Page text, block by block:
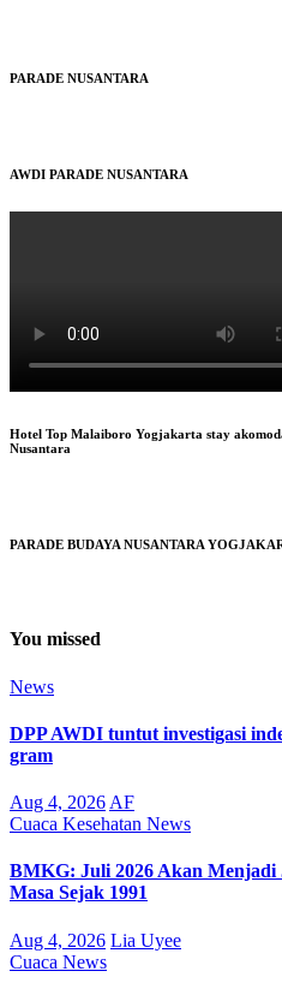
PARADE NUSANTARA
AWDI PARADE NUSANTARA
Hotel Top Malaiboro Yogjakarta stay
Nusantara
PARADE BUDAYA NUSANTARA
You missed
News
DPP AWDI tuntut investigasi
gram
Aug 4, 2026 AF
Cuaca Kesehatan News
BMKG: Juli 2026 Akan Menjadi
Masa Sejak 1991
Aug 4, 2026 Lia Uyee
Cuaca News